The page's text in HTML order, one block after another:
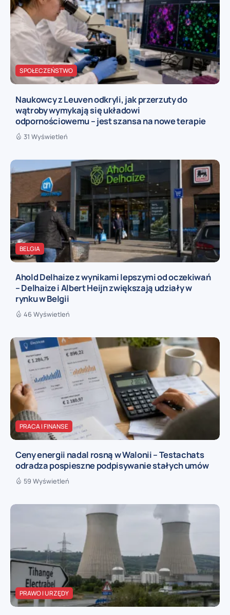
SPOŁECZEŃSTWO
Naukowcy z Leuven odkryli, jak przerzuty do
wątroby wymykają się układowi
odpornościowemu – jest szansa na nowe terapie
31 Wyświetleń
BELGIA
Ahold Delhaize z wynikami lepszymi od oczekiwań
– Delhaize i Albert Heijn zwiększają udziały w
rynku w Belgii
46 Wyświetleń
PRACA I FINANSE
Ceny energii nadal rosną w Walonii – Testachats
odradza pospieszne podpisywanie stałych umów
59 Wyświetleń
PRAWO I URZĘDY